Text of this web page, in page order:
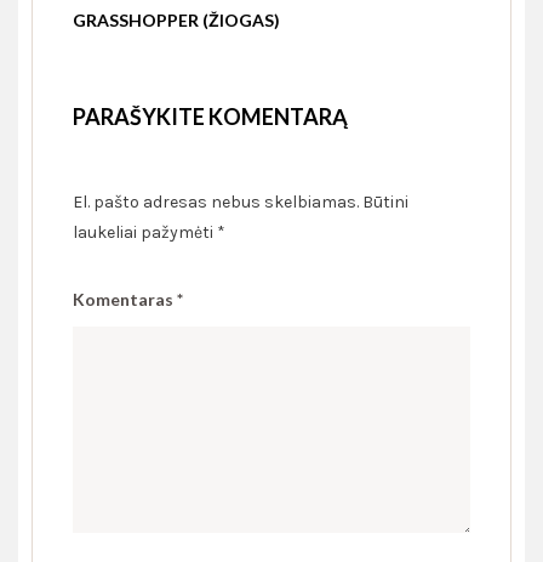
GRASSHOPPER (ŽIOGAS)
PARAŠYKITE KOMENTARĄ
El. pašto adresas nebus skelbiamas. Būtini
laukeliai pažymėti *
Komentaras *